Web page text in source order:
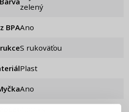
zelený
BPA Ano
S rukoväťou
Plast
Ano